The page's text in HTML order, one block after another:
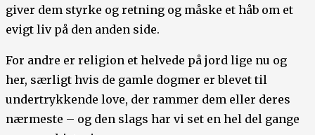
giver dem styrke og retning og måske et håb om et
evigt liv på den anden side.
For andre er religion et helvede på jord lige nu og
her, særligt hvis de gamle dogmer er blevet til
undertrykkende love, der rammer dem eller deres
nærmeste – og den slags har vi set en hel del gange